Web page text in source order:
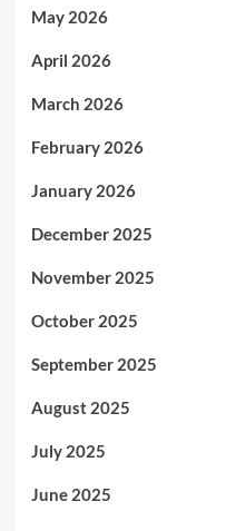
May 2026
April 2026
March 2026
February 2026
January 2026
December 2025
November 2025
October 2025
September 2025
August 2025
July 2025
June 2025